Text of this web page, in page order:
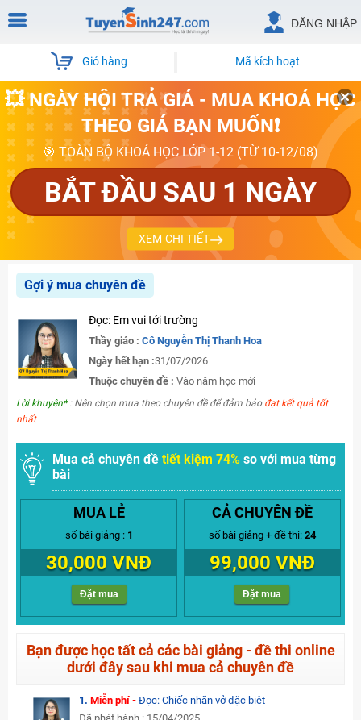
ĐĂNG NHẬP
Giỏ hàng Mã kích hoạt
💥 NGÀY HỘI TRẢ GIÁ - MUA KHOÁ HỌC
THEO GIÁ BẠN MUỐN❗
🎯 TOÀN BỘ KHOÁ HỌC LỚP 1-12 (TỪ 10-12/08)
BẮT ĐẦU SAU 1 NGÀY
XEM CHI TIẾT
Gợi ý mua chuyên đề
Đọc: Em vui tới trường
Thầy giáo : Cô Nguyễn Thị Thanh Hoa
Ngày hết hạn :31/07/2026
Thuộc chuyên đề : Vào năm học mới
Lời khuyên*: Nên chọn mua theo chuyên đề để đảm bảo đạt kết quả tốt
nhất
Mua cả chuyên đề tiết kiệm 74% so với mua từng
bài
MUA LẺ
số bài giảng : 1
30,000 VNĐ
Đặt mua
CẢ CHUYÊN ĐỀ
số bài giảng + đề thi: 24
99,000 VNĐ
Đặt mua
Bạn được học tất cả các bài giảng - đề thi online
dưới đây sau khi mua cả chuyên đề
1. Miễn phí - Đọc: Chiếc nhãn vở đặc biệt